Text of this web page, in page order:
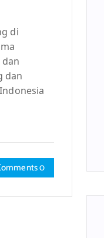
di
dan
0